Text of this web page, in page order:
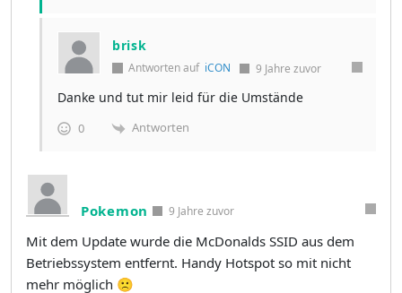
brisk
Antworten auf iCON 9 Jahre zuvor
Danke und tut mir leid für die Umstände
0 Antworten
Pokemon 9 Jahre zuvor
Mit dem Update wurde die McDonalds SSID aus dem
Betriebssystem entfernt. Handy Hotspot so mit nicht
mehr möglich 🙁